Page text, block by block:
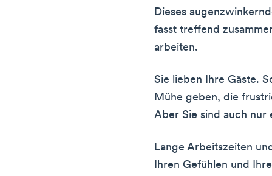
Dieses
fasst treffend
arbeiten.
Sie lieben Ihre Gäste.
Mühe geben, die
Aber Sie sind auch nur
Lange Arbeitszeiten
Ihren Gefühlen und